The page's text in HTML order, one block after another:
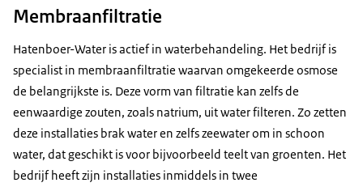
Membraanfiltratie
Hatenboer-Water is actief in waterbehandeling. Het bedrijf is
specialist in membraanfiltratie waarvan omgekeerde osmose
de belangrijkste is. Deze vorm van filtratie kan zelfs de
eenwaardige zouten, zoals natrium, uit water filteren. Zo zetten
deze installaties brak water en zelfs zeewater om in schoon
water, dat geschikt is voor bijvoorbeeld teelt van groenten. Het
bedrijf heeft zijn installaties inmiddels in twee